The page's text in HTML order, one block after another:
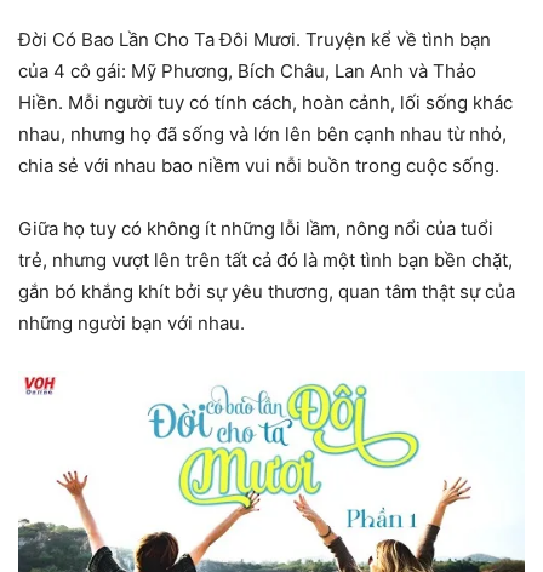
Đời Có Bao Lần Cho Ta Đôi Mươi. Truyện kể về tình bạn
của 4 cô gái: Mỹ Phương, Bích Châu, Lan Anh và Thảo
Hiền. Mỗi người tuy có tính cách, hoàn cảnh, lối sống khác
nhau, nhưng họ đã sống và lớn lên bên cạnh nhau từ nhỏ,
chia sẻ với nhau bao niềm vui nỗi buồn trong cuộc sống.
Giữa họ tuy có không ít những lỗi lầm, nông nổi của tuổi
trẻ, nhưng vượt lên trên tất cả đó là một tình bạn bền chặt,
gắn bó khắng khít bởi sự yêu thương, quan tâm thật sự của
những người bạn với nhau.